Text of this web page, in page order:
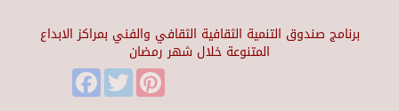
برنامج صندوق التنمية الثقافية الثقافي والفني بمراكز الابداع
المتنوعة خلال شهر رمضان
FacebookTwitter